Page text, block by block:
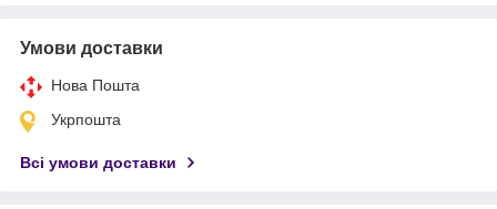
Умови доставки
Нова Пошта
Укрпошта
Всі умови доставки